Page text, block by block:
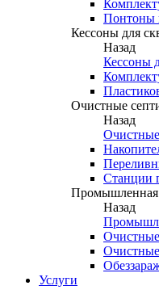
Понтоны
Кессоны для
Назад
Кессоны
Очистные
Назад
Станции
Промышленная
Назад
Услуги